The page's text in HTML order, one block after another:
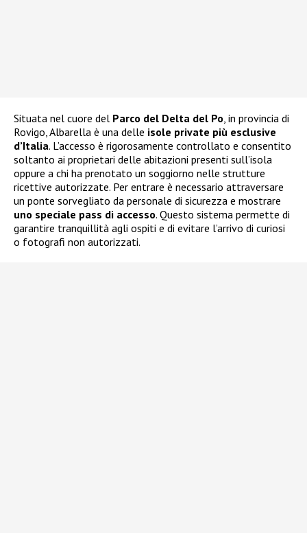
Situata nel cuore del Parco del Delta del Po , in provincia di
Rovigo, Albarella è una delle isole private più esclusive
d’Italia. L’accesso è rigorosamente controllato e consentito
soltanto ai proprietari delle abitazioni presenti sull’isola
oppure a chi ha prenotato un soggiorno nelle strutture
ricettive autorizzate. Per entrare è necessario attraversare
un ponte sorvegliato da personale di sicurezza e mostrare
uno speciale pass di accesso. Questo sistema permette di
garantire tranquillità agli ospiti e di evitare l’arrivo di curiosi
o fotografi non autorizzati.